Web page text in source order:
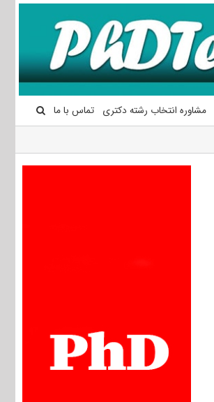
مشاوره انتخاب رشته دکتری تماس با ما